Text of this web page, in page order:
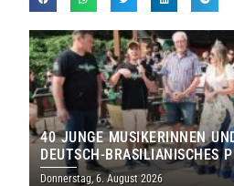
40 JUNGE MUSIKERINNEN
DEUTSCH-BRASILIANISCHES
THOLEY
Donnerstag, 6. August 2026